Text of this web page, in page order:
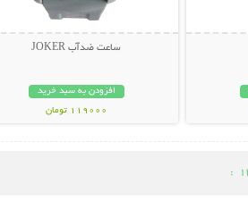
ساعت ضدآب JOKER
افزودن به سبد خرید
119000 تومان
: